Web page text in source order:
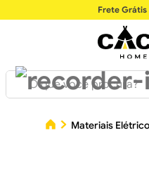
Frete Grátis
O que você procura?
Materiais